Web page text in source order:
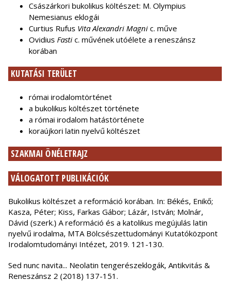
Császárkori bukolikus költészet: M. Olympius
Nemesianus eklogái
Curtius Rufus Vita Alexandri Magni c. műve
Ovidius Fasti c. művének utóélete a reneszánsz
korában
KUTATÁSI TERÜLET
római irodalomtörténet
a bukolikus költészet története
a római irodalom hatástörténete
koraújkori latin nyelvű költészet
SZAKMAI ÖNÉLETRAJZ
VÁLOGATOTT PUBLIKÁCIÓK
Bukolikus költészet a reformáció korában. In: Békés, Enikő;
Kasza, Péter; Kiss, Farkas Gábor; Lázár, István; Molnár,
Dávid (szerk.) A reformáció és a katolikus megújulás latin
nyelvű irodalma, MTA Bölcsészettudományi Kutatóközpont
Irodalomtudományi Intézet, 2019. 121-130.
Sed nunc navita... Neolatin tengerészeklogák, Antikvitás &
Reneszánsz 2 (2018) 137-151.